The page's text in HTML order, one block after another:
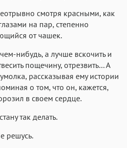
смотря красными, как
на пар, степенно
от чашек.
нибудь, а лучше вскочить и
пощечину, отрезвить… А
рассказывая ему истории
о том, что он, кажется,
в своем сердце.
так делать.
решусь.